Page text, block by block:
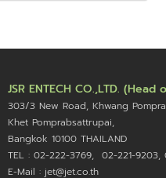
JSR ENTECH CO.,LTD. (Head
303/3 New Road, Khwang
Khet Pomprabsattrupai,
Bangkok 10100 THAILAND
TEL : 02-222-3769, 02-221-9203,
E-Mail : jet@jet.co.th